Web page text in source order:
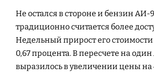
Не остался в стороне и бензин АИ-
традиционно считается более
Недельный прирост его стоимости
0,67 процента. В пересчете на один
выразилось в увеличении цены на